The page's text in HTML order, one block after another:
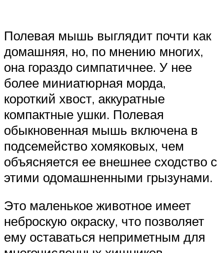
Полевая мышь выглядит почти как
домашняя, но, по мнению многих,
она гораздо симпатичнее. У нее
более миниатюрная морда,
короткий хвост, аккуратные
компактные ушки. Полевая
обыкновенная мышь включена в
подсемейство хомяковых, чем
объясняется ее внешнее сходство с
этими одомашненными грызунами.
Это маленькое животное имеет
неброскую окраску, что позволяет
ему оставаться неприметным для